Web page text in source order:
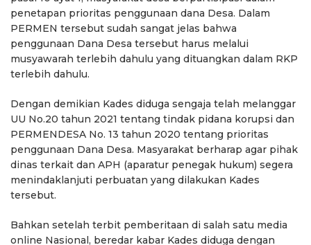
penetapan prioritas penggunaan dana Desa. Dalam
PERMEN tersebut sudah sangat jelas bahwa
penggunaan Dana Desa tersebut harus melalui
musyawarah terlebih dahulu yang dituangkan dalam RKP
terlebih dahulu.
Dengan demikian Kades diduga sengaja telah melanggar
UU No.20 tahun 2021 tentang tindak pidana korupsi dan
PERMENDESA No. 13 tahun 2020 tentang prioritas
penggunaan Dana Desa. Masyarakat berharap agar pihak
dinas terkait dan APH (aparatur penegak hukum) segera
menindaklanjuti perbuatan yang dilakukan Kades
tersebut.
Bahkan setelah terbit pemberitaan di salah satu media
online Nasional, beredar kabar Kades diduga dengan